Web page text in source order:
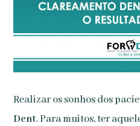
Realizar os sonhos dos
Dent. Para muitos, ter